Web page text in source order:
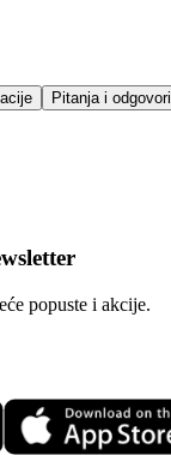
Pitanja i odgovori
popuste i akcije.